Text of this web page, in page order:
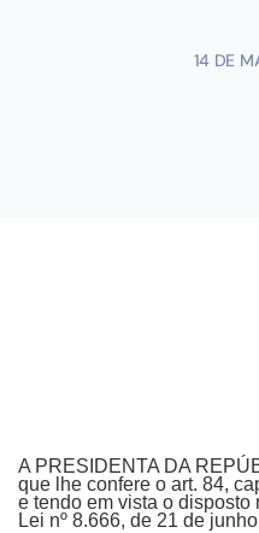
14 DE
A PRESIDENTA DA
que lhe confere o art. 84,
e tendo em vista o disposto
Lei nº 8.666, de 21 de